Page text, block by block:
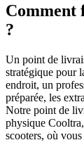
Comment
?
Un point de
stratégique pour
endroit, un
préparée, les
Notre point de
physique
scooters, où